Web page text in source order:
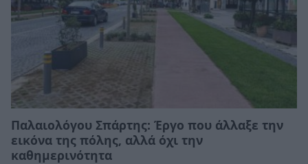
Παλαιολόγου Σπάρτης: Έργο που άλλαξε την
εικόνα της πόλης, αλλά όχι την
καθημερινότητα